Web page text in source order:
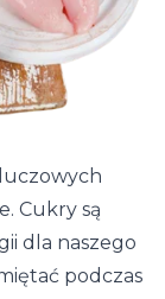
Cukry są
dla naszego
podczas